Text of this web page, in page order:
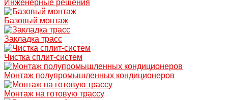
Инженерные решения
Базовый монтаж
Закладка трасс
Чистка сплит-систем
Монтаж полупромышленных кондиционеров
Монтаж на готовую трассу